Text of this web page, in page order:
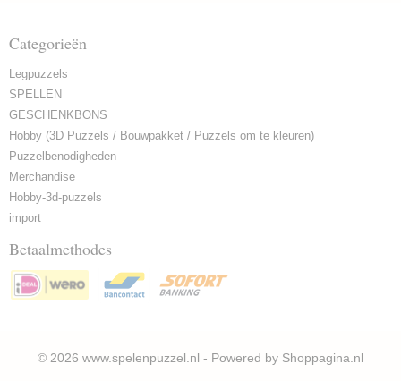
Categorieën
Legpuzzels
SPELLEN
GESCHENKBONS
Hobby (3D Puzzels / Bouwpakket / Puzzels om te kleuren)
Puzzelbenodigheden
Merchandise
Hobby-3d-puzzels
import
Betaalmethodes
© 2026 www.spelenpuzzel.nl - Powered by Shoppagina.nl